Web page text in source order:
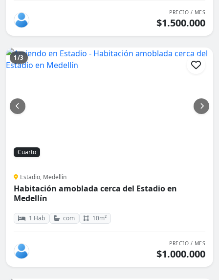
PRECIO / MES
$1.500.000
1/3
Cuarto
Estadio, Medellín
Habitación amoblada cerca del Estadio en
Medellín
1 Hab com 10m²
PRECIO / MES
$1.000.000